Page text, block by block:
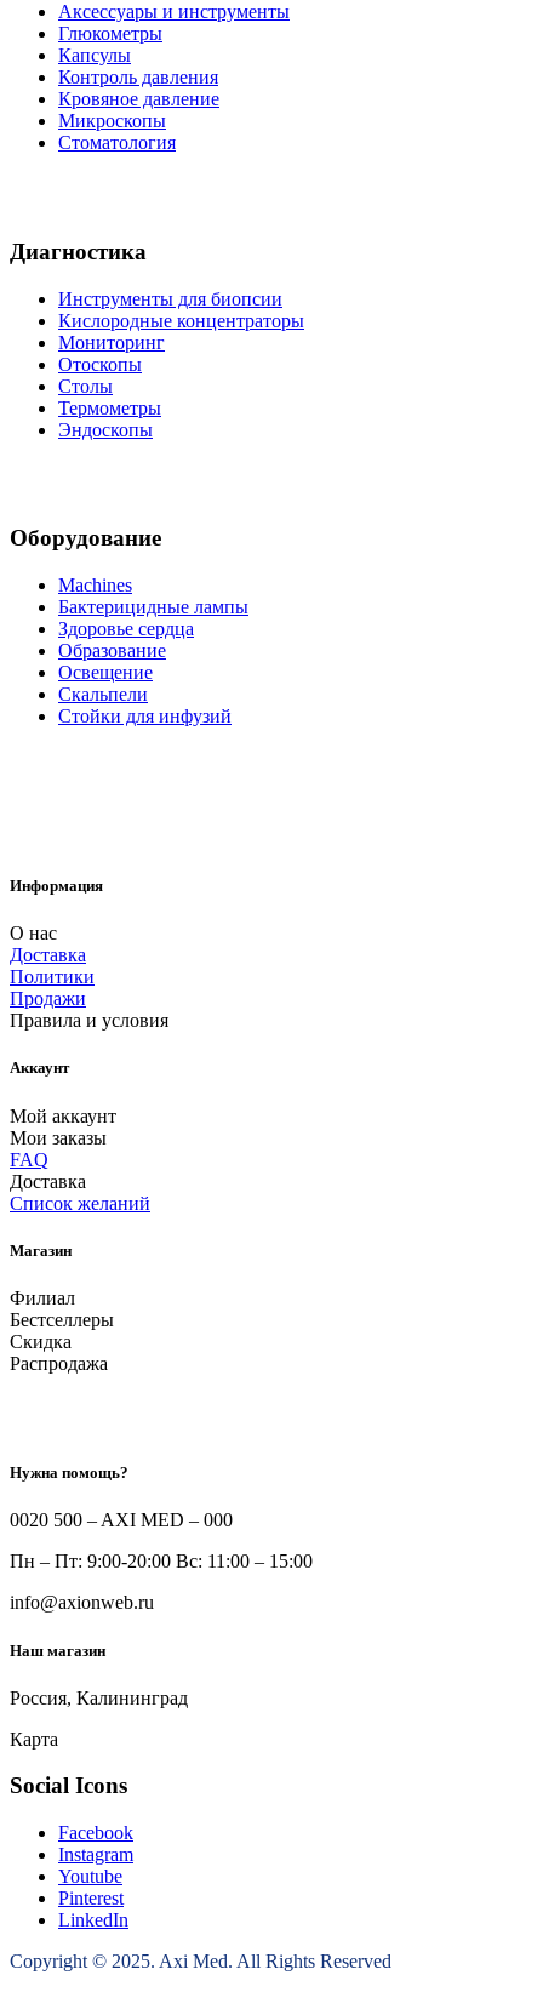
Аксессуары и инструменты
Глюкометры
Капсулы
Контроль давления
Кровяное давление
Микроскопы
Стоматология
Диагностика
Инструменты для биопсии
Кислородные концентраторы
Мониторинг
Отоскопы
Столы
Термометры
Эндоскопы
Оборудование
Machines
Бактерицидные лампы
Здоровье сердца
Образование
Освещение
Скальпели
Стойки для инфузий
Информация
О нас
Доставка
Политики
Продажи
Правила и условия
Аккаунт
Мой аккаунт
Мои заказы
FAQ
Доставка
Список желаний
Магазин
Филиал
Бестселлеры
Скидка
Распродажа
Нужна помощь?
0020 500 – AXI MED – 000
Пн – Пт: 9:00-20:00 Вс: 11:00 – 15:00
info@axionweb.ru
Наш магазин
Россия, Калининград
Карта
Social Icons
Facebook
Instagram
Youtube
Pinterest
LinkedIn
Copyright © 2025. Axi Med. All Rights Reserved